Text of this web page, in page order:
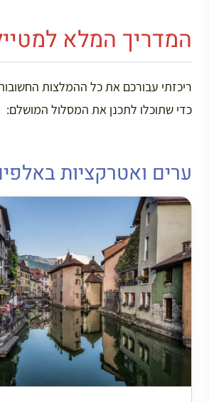
המדריך המלא
ריכזתי עבורכם את כל ההמלצות
כדי שתוכלו לתכנן את המסלול המושלם:
ערים ואטרקציות